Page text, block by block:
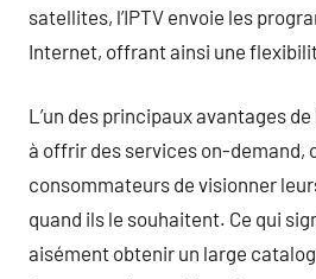
satellites, l’IPTV envoie les
Internet, offrant ainsi une
L’un des principaux avantages
à offrir des services on-demand,
consommateurs de visionner
quand ils le souhaitent. Ce qui
aisément obtenir un large